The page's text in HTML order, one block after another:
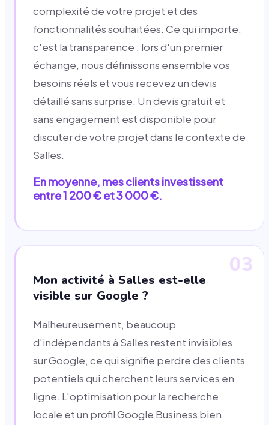
complexité de votre projet et des
fonctionnalités souhaitées. Ce qui importe,
c'est la transparence : lors d'un premier
échange, nous définissons ensemble vos
besoins réels et vous recevez un devis
détaillé sans surprise. Un devis gratuit et
sans engagement est disponible pour
discuter de votre projet dans le contexte de
Salles.
En moyenne, mes clients investissent
entre 1 200 € et 3 000 €.
03
Mon activité à Salles est-elle
visible sur Google ?
Malheureusement, beaucoup
d'indépendants à Salles restent invisibles
sur Google, ce qui signifie perdre des clients
potentiels qui cherchent leurs services en
ligne. L'optimisation pour la recherche
locale et un profil Google Business bien